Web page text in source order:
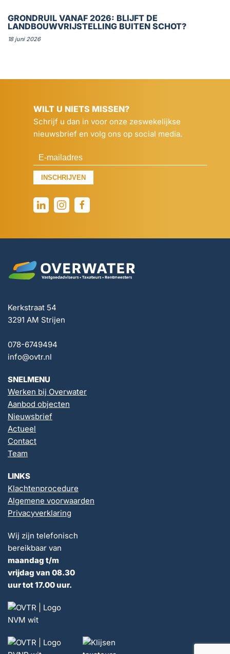
GRONDRUIL VANAF 2026: BLIJFT DE
LANDBOUWVRIJSTELLING BUITEN SCHOT?
18 juni 2026
WILT U NIETS MISSEN?
Schrijf u dan in voor onze zeswekelijkse
nieuwsbrief en volg ons op social media.
INSCHRIJVEN
Kerkstraat 54
3291 AM Strijen
078-6749494
info@ovtr.nl
SNELMENU
Werken bij Overwater
Aanbod objecten
Nieuwsbrief
Actueel
Contact
Team
LINKS
Klachtenprocedure
Algemene voorwaarden
Privacyverklaring
Wij zijn telefonisch
bereikbaar van
maandag t/m
vrijdag van 08.30
uur tot 17.00 uur.